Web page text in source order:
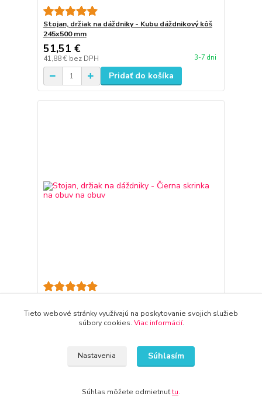
Stojan, držiak na dáždniky - Kubu dáždnikový kôš
245x500 mm
51,51 €
41,88 € bez DPH 3-7 dni
Pridať do košíka
na obuv
65,36 €
Pridať do košíka
Tieto webové stránky využívajú na poskytovanie svojich služieb
súbory cookies. Viac informácií.
Nastavenia Súhlasím
Súhlas môžete odmietnuťtu.